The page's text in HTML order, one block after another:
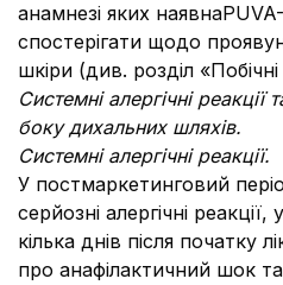
анамнезі яких
спостерігати щодо
шкіри (див. розділ «Побічні
Системні алергічні реакції
боку дихальних шляхів.
Системні алергічні реакції.
У постмаркетинговий
серйозні алергічні
кілька днів після початку
про анафілактичний шок